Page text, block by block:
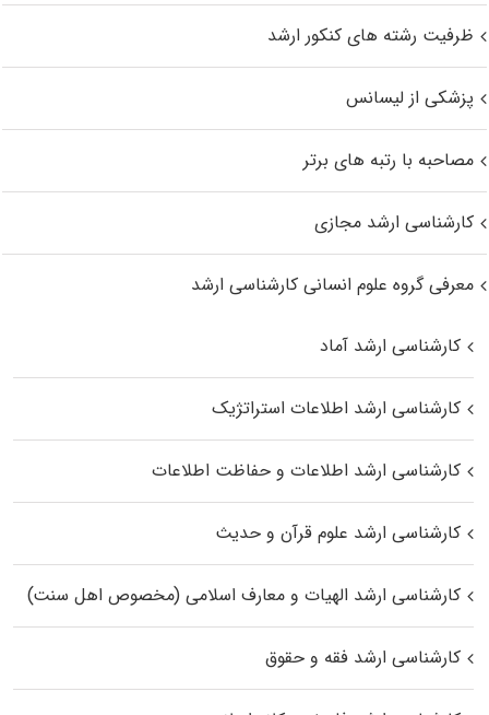
ظرفیت رشته های کنکور ارشد
پزشکی از لیسانس
مصاحبه با رتبه های برتر
کارشناسی ارشد مجازی
معرفی گروه علوم انسانی کارشناسی ارشد
کارشناسی ارشد آماد
کارشناسی ارشد اطلاعات استراتژیک
کارشناسی ارشد اطلاعات و حفاظت اطلاعات
کارشناسی ارشد علوم قرآن و حدیث
کارشناسی ارشد الهیات و معارف اسلامی (مخصوص اهل سنت)
کارشناسی ارشد فقه و حقوق